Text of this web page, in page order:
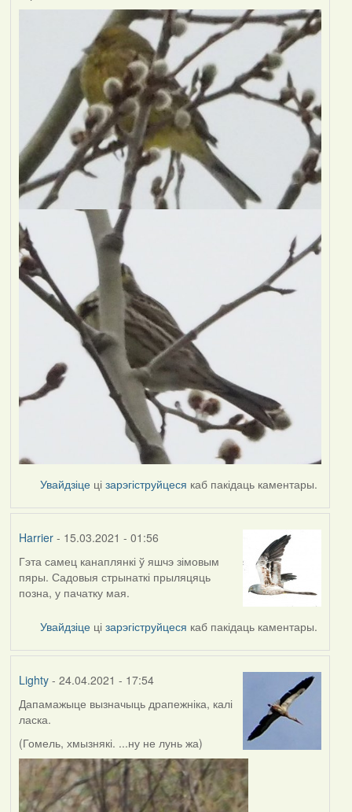
Увайдзіце цізарэгіструйцеся каб пакідаць каментары.
Harrier- 15.03.2021 - 01:56
In
reply
to
Lighty
Гэта самец канаплянкі ў яшчэ зімовым
пяры. Садовыя стрынаткі прыляцяць
позна, у пачатку мая.
Увайдзіце цізарэгіструйцеся каб пакідаць каментары.
Lighty- 24.04.2021 - 17:54
Дапамажыце вызначыць драпежніка, калі
ласка.
(Гомель, хмызнякі. ...ну не лунь жа)